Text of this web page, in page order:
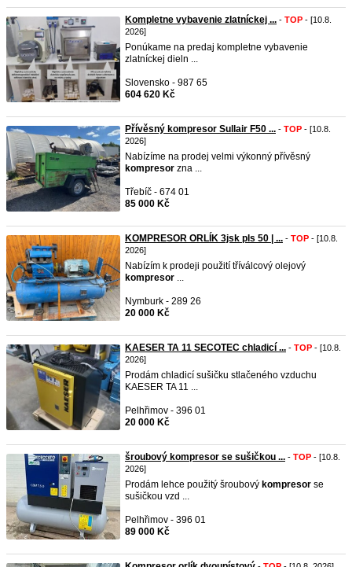
Kompletne vybavenie zlatníckej ... - TOP - [10.8.
2026]
Ponúkame na predaj kompletne vybavenie
zlatníckej dieln ...
Slovensko - 987 65
604 620 Kč
Přívěsný kompresor Sullair F50 ... - TOP - [10.8.
2026]
Nabízíme na prodej velmi výkonný přívěsný
kompresor zna ...
Třebíč - 674 01
85 000 Kč
KOMPRESOR ORLÍK 3jsk pls 50 | ... - TOP - [10.8.
2026]
Nabízím k prodeji použití tříválcový olejový
kompresor ...
Nymburk - 289 26
20 000 Kč
KAESER TA 11 SECOTEC chladicí ... - TOP - [10.8.
2026]
Prodám chladicí sušičku stlačeného vzduchu
KAESER TA 11 ...
Pelhřimov - 396 01
20 000 Kč
šroubový kompresor se sušičkou ... - TOP - [10.8.
2026]
Prodám lehce použitý šroubový kompresor se
sušičkou vzd ...
Pelhřimov - 396 01
89 000 Kč